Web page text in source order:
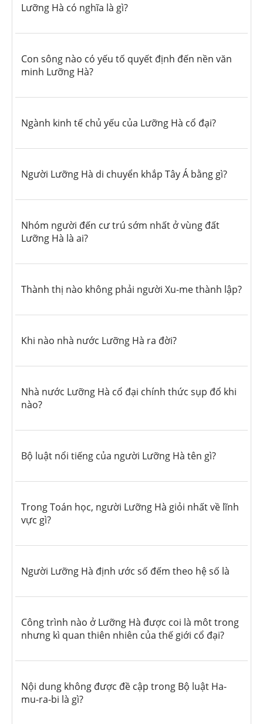
Lưỡng Hà có nghĩa là gì?
Con sông nào có yếu tố quyết định đến nền văn
minh Lưỡng Hà?
Ngành kinh tế chủ yếu của Lưỡng Hà cổ đại?
Người Lưỡng Hà di chuyển khắp Tây Á bằng gì?
Nhóm người đến cư trú sớm nhất ở vùng đất
Lưỡng Hà là ai?
Thành thị nào không phải người Xu-me thành lập?
Khi nào nhà nước Lưỡng Hà ra đời?
Nhà nước Lưỡng Hà cổ đại chính thức sụp đổ khi
nào?
Bộ luật nổi tiếng của người Lưỡng Hà tên gì?
Trong Toán học, người Lưỡng Hà giỏi nhất về lĩnh
vực gì?
Người Lưỡng Hà định ước số đếm theo hệ số là
Công trình nào ở Lưỡng Hà được coi là môt trong
nhưng kì quan thiên nhiên của thế giới cổ đại?
Nội dung không được đề cập trong Bộ luật Ha-
mu-ra-bi là gì?